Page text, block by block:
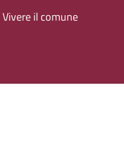
Vivere il comune